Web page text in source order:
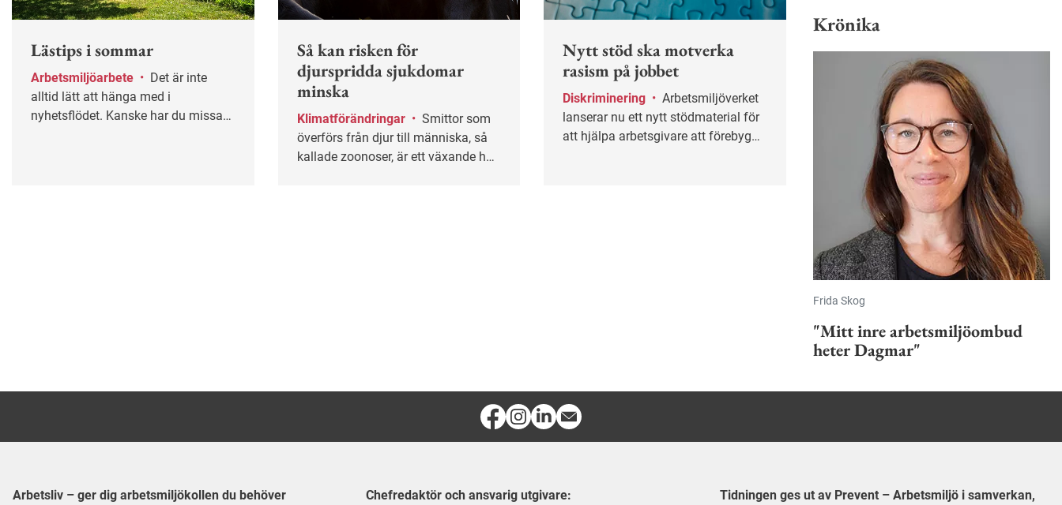
Lästips i sommar
Arbetsmiljöarbete •
alltid lätt att hänga med i
nyhetsflödet. Kanske har du missat
Så kan risken för
djurspridda sjukdomar
minska
Klimatförändringar •
överförs från djur till människa, så
kallade zoonoser, är ett växande hot
Nytt stöd ska motverka
rasism på jobbet
Diskriminering • Arbetsmiljöverket
lanserar nu ett nytt stödmaterial för
att hjälpa arbetsgivare att förebygga
Krönika
Frida Skog
"Mitt inre arbetsmiljöombud
heter Dagmar"
Arbetsliv – ger dig arbetsmiljökollen du behöver Chefredaktör och ansvarig utgivare: Tidningen ges ut av Prevent – Arbetsmiljö i samverkan,